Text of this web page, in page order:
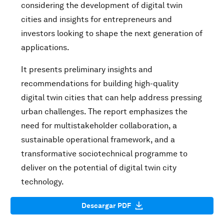
considering the development of digital twin
cities and insights for entrepreneurs and
investors looking to shape the next generation of
applications.
It presents preliminary insights and
recommendations for building high-quality
digital twin cities that can help address pressing
urban challenges. The report emphasizes the
need for multistakeholder collaboration, a
sustainable operational framework, and a
transformative sociotechnical programme to
deliver on the potential of digital twin city
technology.
Descargar PDF